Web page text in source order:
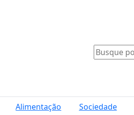
Alimentação Sociedade